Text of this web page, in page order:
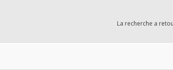
La recherche a